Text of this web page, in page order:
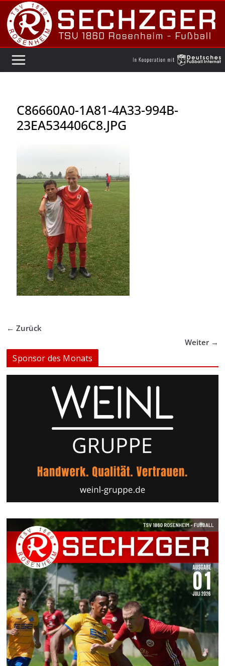
Zum
Inhalt
springen
C86660A0-1A81-4A33-994B-
23EA534406C8.JPG
← Zurück
Weiter →
Sponsor des Monats